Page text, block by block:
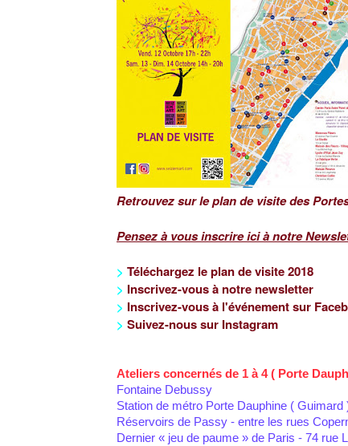
Retrouvez sur le plan de visite des
Pensez à vous inscrire ici à notre
> Téléchargez le plan de visite 2018
> Inscrivez-vous à notre newsletter
> Inscrivez-vous à l'événement sur
> Suivez-nous sur Instagram
Ateliers concernés de 1 à 4 ( Porte
Fontaine Debussy
Station de métro Porte Dauphine ( Guimard
Réservoirs de Passy - entre les rues
Dernier « jeu de paume » de Paris - 74 rue